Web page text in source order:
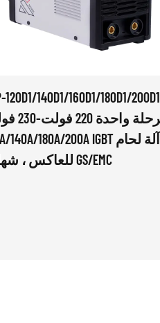
120D1/140D1/160D1/180D1/200D1
مرحلة
للعاكس ، شهادة GS/EMC